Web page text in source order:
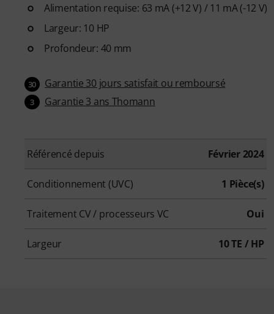
Alimentation requise: 63 mA (+12 V) / 11 mA (-12 V)
Largeur: 10 HP
Profondeur: 40 mm
30 Garantie 30 jours satisfait ou remboursé
3 Garantie 3 ans Thomann
Référencé depuis Février 2024
Conditionnement (UVC) 1 Pièce(s)
Traitement CV / processeurs VC Oui
Largeur 10 TE / HP